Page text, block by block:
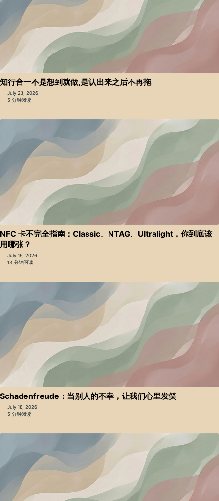
知行合一不是想到就做,是认出来之后不再拖
July 23, 2026
5 分钟阅读
NFC 卡不完全指南：Classic、NTAG、Ultralight，你到底该
用哪张？
July 19, 2026
13 分钟阅读
Schadenfreude：当别人的不幸，让我们心里发笑
July 18, 2026
5 分钟阅读